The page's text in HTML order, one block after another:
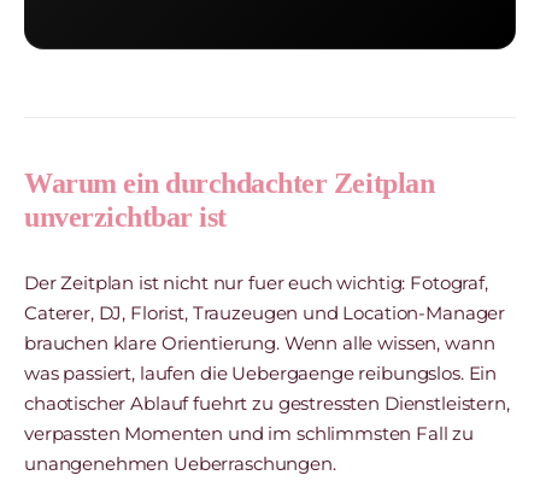
Warum ein durchdachter Zeitplan
unverzichtbar ist
Der Zeitplan ist nicht nur fuer euch wichtig: Fotograf,
Caterer, DJ, Florist, Trauzeugen und Location-Manager
brauchen klare Orientierung. Wenn alle wissen, wann
was passiert, laufen die Uebergaenge reibungslos. Ein
chaotischer Ablauf fuehrt zu gestressten Dienstleistern,
verpassten Momenten und im schlimmsten Fall zu
unangenehmen Ueberraschungen.